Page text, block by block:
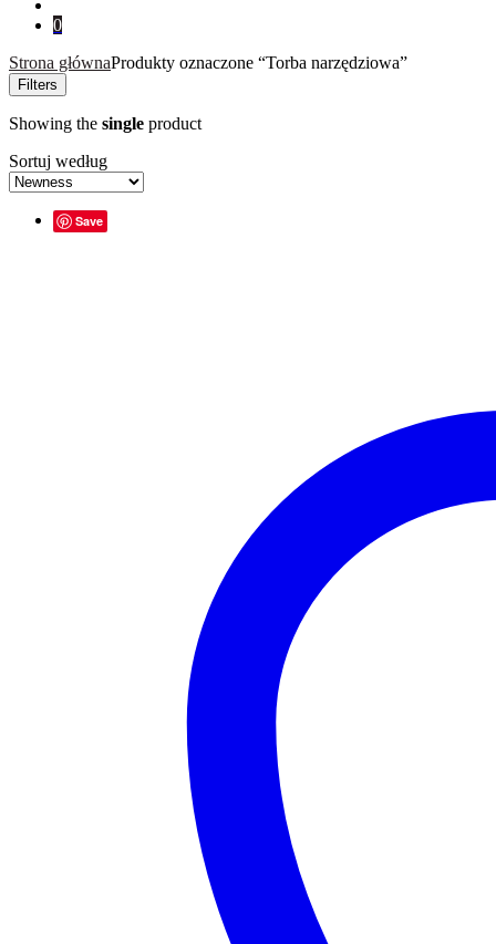
0
Strona głównaProdukty oznaczone “Torba narzędziowa”
Filters
Showing the single product
Sortuj według
Save